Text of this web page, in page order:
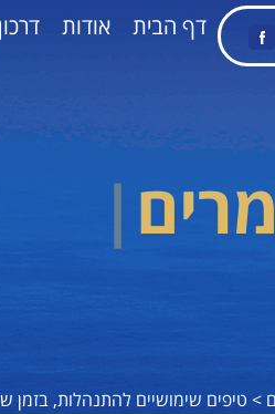
דף הבית אודות
|
> טיפים שימושיים להתנהלות,